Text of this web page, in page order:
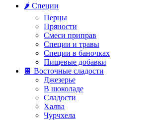
🌶️ Специи
Перцы
Пряности
Смеси приправ
Специи и травы
Специи в баночках
Пищевые добавки
🍫 Восточные сладости
Джезерье
В шоколаде
Сладости
Халва
Чурчхела